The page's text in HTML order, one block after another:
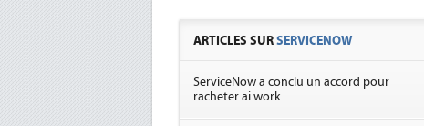
ARTICLES SURSERVICENOW
ServiceNow a conclu un accord pour
racheter ai.work